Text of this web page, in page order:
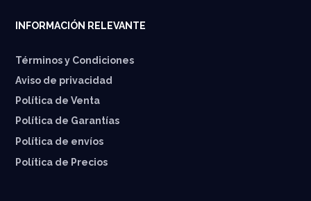
INFORMACIÓN RELEVANTE
Términos y Condiciones
Aviso de privacidad
Política de Venta
Política de Garantías
⁠Política de envíos
Política de Precios